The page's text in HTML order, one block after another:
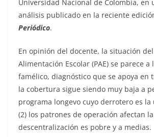
Universidad Nacional de Colombia, en
análisis publicado en la reciente
Periódico.
En opinión del docente, la situación
Alimentación Escolar (PAE) se parece
famélico, diagnóstico que se apoya en
la cobertura sigue siendo muy baja a
programa longevo cuyo derrotero es
(2) los patrones de operación afectan
descentralización es pobre y a medias.